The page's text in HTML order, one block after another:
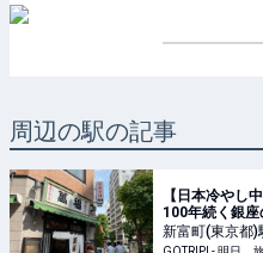
周辺の駅の記事
【日本冷やし
100年続く銀
は？ / 東京都中
GOTRIP!
新富町(東京都)